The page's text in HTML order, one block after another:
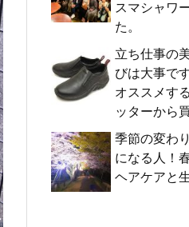
スマシャワ
た。
立ち仕事の
びは大事で
オススメす
ッターから
季節の変わ
になる人！
ヘアケアと